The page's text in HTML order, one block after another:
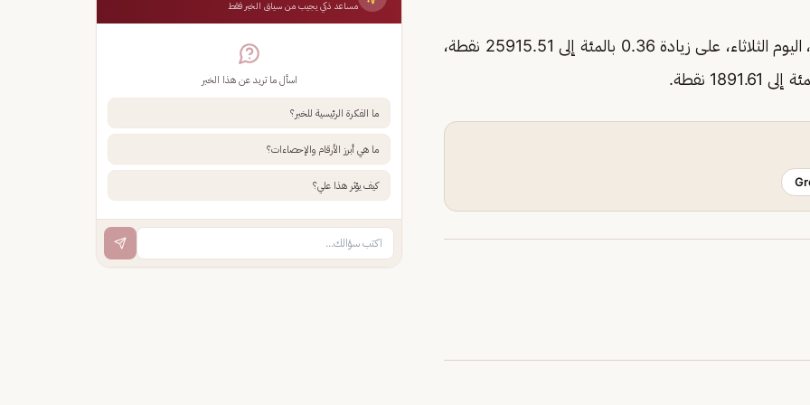
افتتح المؤشر القياسي الياباني "نيكي" تعاملات جلسة، اليوم الثلاثاء، على زيادة 0.36 بالمئة إلى 25915.51 نقطة،
مساعد ذكي يجيب من سياق الخبر فقط
اسأل ما تريد عن هذا الخبر
ما الفكرة الرئيسية للخبر؟
ما هي أبرز الأرقام والإحصاءات؟
كيف يؤثر هذا علي؟